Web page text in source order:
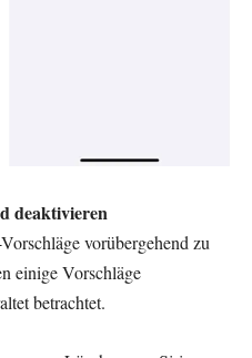
deaktivieren
vorübergehend zu
einige Vorschläge
betrachtet.